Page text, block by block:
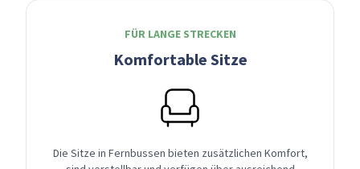
FÜR LANGE STRECKEN
Komfortable Sitze
Die Sitze in Fernbussen bieten zusätzlichen Komfort,